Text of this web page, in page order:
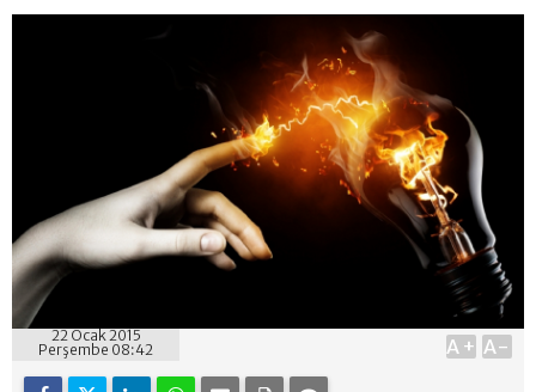
22 Ocak 2015
Perşembe 08:42
A+ A-